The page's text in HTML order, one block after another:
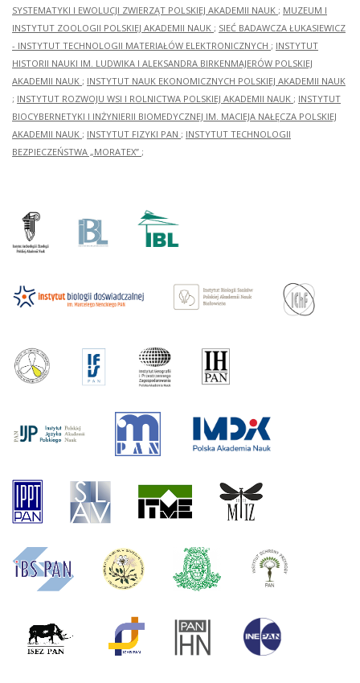
SYSTEMATYKI I EWOLUCJI ZWIERZĄT POLSKIEJ AKADEMII NAUK ; MUZEUM I
INSTYTUT ZOOLOGII POLSKIEJ AKADEMII NAUK ; SIEĆ BADAWCZA ŁUKASIEWICZ
- INSTYTUT TECHNOLOGII MATERIAŁÓW ELEKTRONICZNYCH ; INSTYTUT
HISTORII NAUKI IM. LUDWIKA I ALEKSANDRA BIRKENMAJERÓW POLSKIEJ
AKADEMII NAUK ; INSTYTUT NAUK EKONOMICZNYCH POLSKIEJ AKADEMII NAUK
; INSTYTUT ROZWOJU WSI I ROLNICTWA POLSKIEJ AKADEMII NAUK ; INSTYTUT
BIOCYBERNETYKI I INŻYNIERII BIOMEDYCZNEJ IM. MACIEJA NAŁĘCZA POLSKIEJ
AKADEMII NAUK ; INSTYTUT FIZYKI PAN ; INSTYTUT TECHNOLOGII
BEZPIECZEŃSTWA „MORATEX” ;